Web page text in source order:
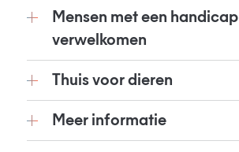
Mensen met een handicap
verwelkomen
Thuis voor dieren
Meer informatie